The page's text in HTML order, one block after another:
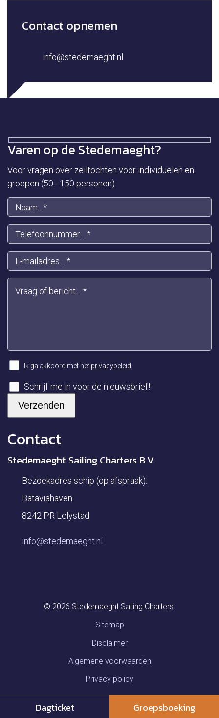
Dagticket Groepsboeking
Contact opnemen
info@stedemaeght.nl
Varen op de Stedemaeght?
Voor vragen over zeiltochten voor individuelen en
groepen (50 - 150 personen)
Ik ga akkoord met het privacybeleid
Schrijf me in voor de nieuwsbrief!
Contact
Stedemaeght Sailing Charters B.V.
Bezoekadres schip (op afspraak):
Bataviahaven
8242 PR Lelystad
info@stedemaeght.nl
© 2026 Stedemaeght Sailing Charters
Sitemap
Disclaimer
Algemene voorwaarden
Privacy policy